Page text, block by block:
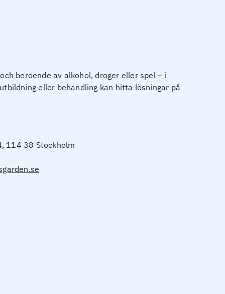
beroende av alkohol, droger eller spel – i
eller behandling kan hitta lösningar på
114 38 Stockholm